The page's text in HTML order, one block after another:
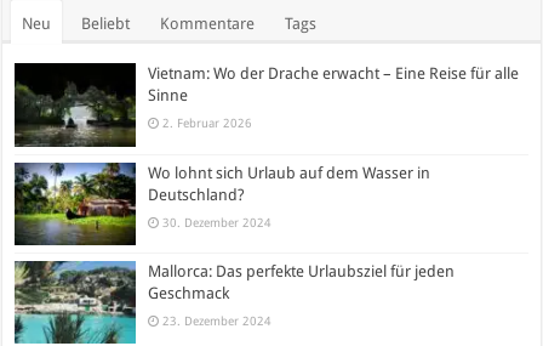
Neu Beliebt Kommentare Tags
Vietnam: Wo der Drache erwacht – Eine Reise für alle
Sinne
2. Februar 2026
Wo lohnt sich Urlaub auf dem Wasser in
Deutschland?
30. Dezember 2024
Mallorca: Das perfekte Urlaubsziel für jeden
Geschmack
23. Dezember 2024